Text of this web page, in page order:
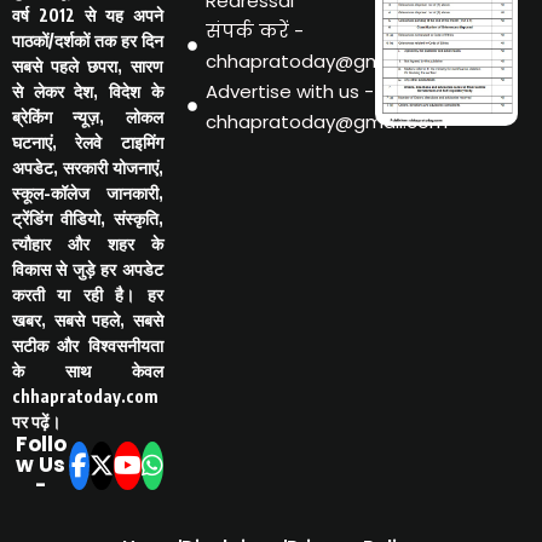
वर्ष 2012 से यह अपने
पाठकों/दर्शकों तक हर दिन
सबसे पहले छपरा, सारण
से लेकर देश, विदेश के
ब्रेकिंग न्यूज़, लोकल
घटनाएं, रेलवे टाइमिंग
अपडेट, सरकारी योजनाएं,
स्कूल-कॉलेज जानकारी,
ट्रेंडिंग वीडियो, संस्कृति,
त्यौहार और शहर के
विकास से जुड़े हर अपडेट
करती या रही है। हर
खबर, सबसे पहले, सबसे
सटीक और विश्वसनीयता
के साथ केवल
chhapratoday.com
पर पढ़ें।
Follo
w Us
-
संपर्क करें -
chhapratoday@gmail.com
Advertise with us -
chhapratoday@gmail.com